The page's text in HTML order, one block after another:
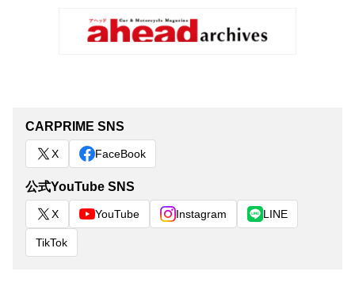
CARPRIME SNS
X FaceBook
公式YouTube SNS
X YouTube Instagram LINE
TikTok